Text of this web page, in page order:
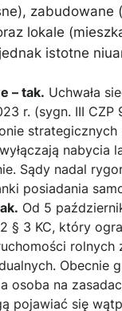
zabudowane
lokale
istotne
– tak. Uchwała
r. (sygn. III CZP
strategicznych
nabycia
Sądy nadal
posiadania
Od 5
§ 3 KC, który
rolnych
Obecnie
osoba na
pojawiać się